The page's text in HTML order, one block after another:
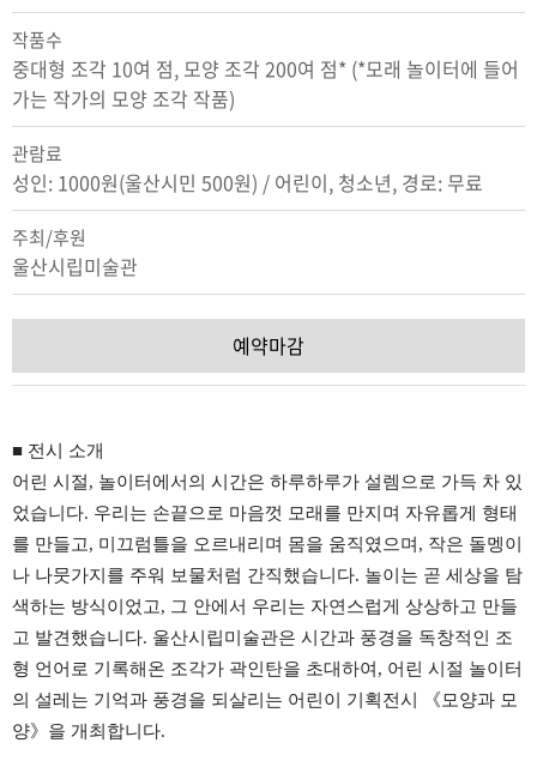
작품수
중대형 조각 10여 점, 모양 조각 200여 점* (*모래 놀이터에 들어
가는 작가의 모양 조각 작품)
관람료
성인: 1000원(울산시민 500원) / 어린이, 청소년, 경로: 무료
주최/후원
울산시립미술관
예약마감
■ 전시 소개
어린 시절, 놀이터에서의 시간은 하루하루가 설렘으로 가득 차 있
었습니다. 우리는 손끝으로 마음껏 모래를 만지며 자유롭게 형태
를 만들고, 미끄럼틀을 오르내리며 몸을 움직였으며, 작은 돌멩이
나 나뭇가지를 주워 보물처럼 간직했습니다. 놀이는 곧 세상을 탐
색하는 방식이었고, 그 안에서 우리는 자연스럽게 상상하고 만들
고 발견했습니다. 울산시립미술관은 시간과 풍경을 독창적인 조
형 언어로 기록해온 조각가 곽인탄을 초대하여 , 어린 시절 놀이터
의 설레는 기억과 풍경을 되살리는 어린이 기획전시 《모양과 모
양》을 개최합니다.